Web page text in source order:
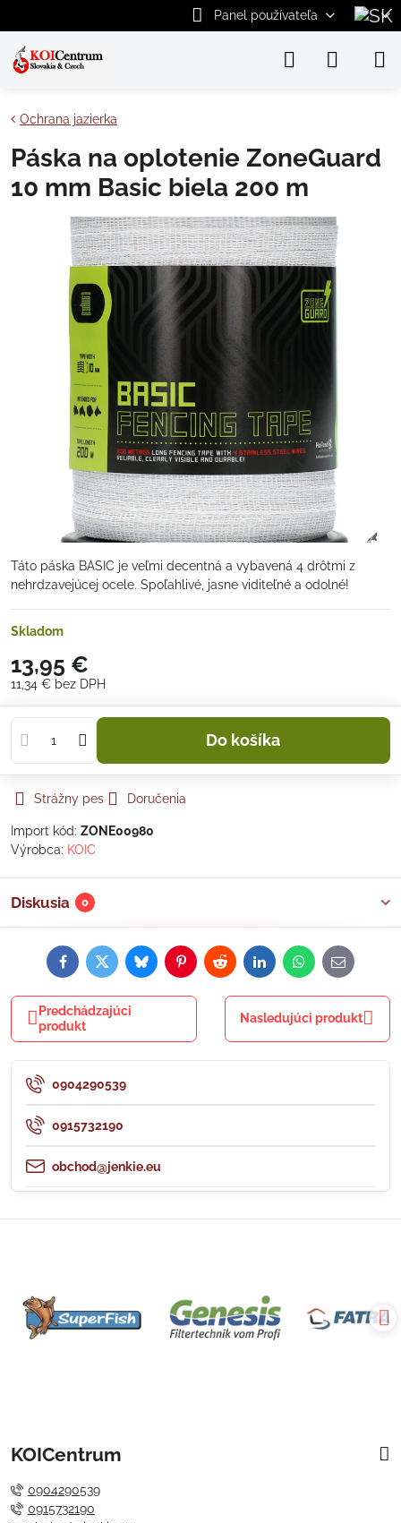
Panel používateľa
Ochrana jazierka
Páska na oplotenie ZoneGuard
10 mm Basic biela 200 m
Táto páska BASIC je veľmi decentná a vybavená 4 drôtmi z
nehrdzavejúcej ocele. Spoľahlivé, jasne viditeľné a odolné!
Skladom
13,95 €
11,34 € bez DPH
Do košíka
Strážny pes Doručenia
Import kód: ZONE00980
Výrobca: KOIC
Diskusia 0
FacebookTwitterBlueskyPinterestRedditLinkedInWhatsApp
E-
mail
Predchádzajúci
produkt
Nasledujúci produkt
0904290539
0915732190
obchod@jenkie.eu
KOICentrum
0904290539
0915732190